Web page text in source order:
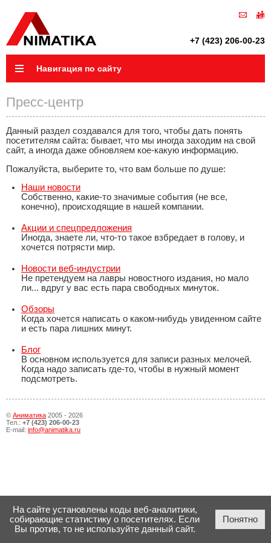
+7 (423) 206-00-23
Навигация по сайту
Пресс-центр
Данный раздел создавался для того, чтобы дать понять
посетителям сайта: бывает, что мы иногда заходим на свой
сайт, а иногда даже обновляем кое-какую информацию.
Пожалуйста, выберите то, что вам больше по душе:
Наши новости
Собственно, какие-то значимые события (не все,
конечно), происходящие в нашей компании.
Акции и спецпредложения
Иногда, знаете ли, что-то такое взбредает в голову, и
хочется потрясти мир.
Новости веб-индустрии
Не претендуем на лавры новостного издания, но мало
ли... вдруг у вас есть пара свободных минуток.
Обзоры
Когда хочется написать о каком-нибудь увиденном сайте
и есть пара лишних минут.
Блог
В основном используется для записи разных мелочей.
Когда надо записать где-то, чтобы в нужный момент
подсмотреть.
© Аниматика 2005 - 2026
Тел.: +7 (423) 206-00-23
E-mail: info@animatika.ru
На сайте установлены коды веб-аналитики,
собирающие статистику о посетителях. Если
Вы против, то не используйте данный сайт.
Понятно